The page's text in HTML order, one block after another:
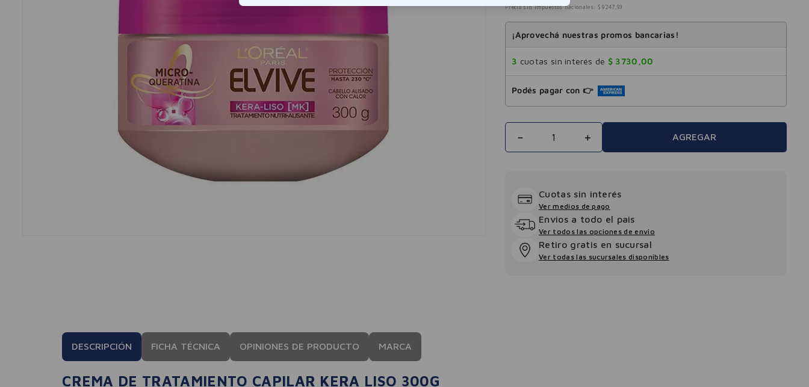
Precio sin impuestos nacionales: $ 9247 ,93
¡Aprovechá nuestras promos bancarias!
3 cuotas sin interés de $ 3730 ,00
Podés pagar con 👉
＋
－ AGREGAR
Cuotas sin interés
Ver medios de pago
Envios a todo el pais
Ver todos las opciones de envio
Retiro gratis en sucursal
Ver todas las sucursales disponibles
DESCRIPCIÓN FICHA TÉCNICA OPINIONES DE PRODUCTO MARCA
CREMA DE TRATAMIENTO CAPILAR KERA LISO 300G